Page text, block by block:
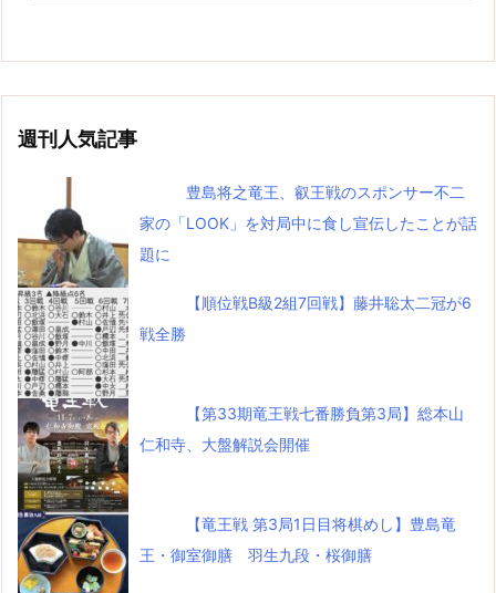
週刊人気記事
豊島将之竜王、叡王戦のスポンサー不二
家の「LOOK」を対局中に食し宣伝したことが話
題に
【順位戦B級2組7回戦】藤井聡太二冠が6
戦全勝
【第33期竜王戦七番勝負第3局】総本山
仁和寺、大盤解説会開催
【竜王戦 第3局1日目将棋めし】豊島竜
王・御室御膳 羽生九段・桜御膳